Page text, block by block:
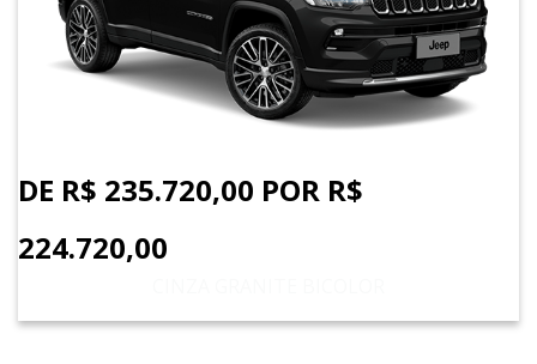
DE R$ 235.720,00 POR R$
224.720,00